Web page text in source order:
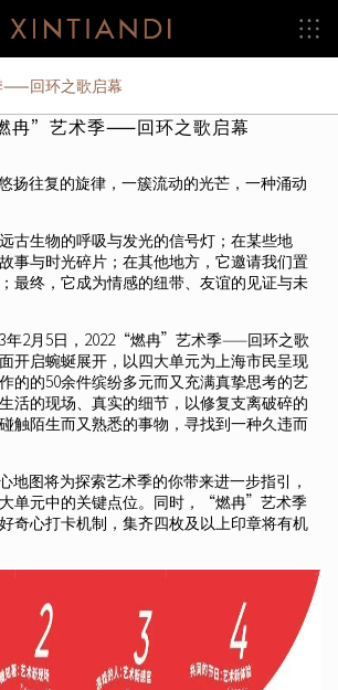
回环之歌启幕
冉”艺术季——回环之歌启幕
扬往复的旋律，一簇流动的光芒，一种涌动
古生物的呼吸与发光的信号灯；在某些地
事与时光碎片；在其他地方，它邀请我们置
最终，它成为情感的纽带、友谊的见证与未
年2月5日，2022“燃冉”艺术季——回环之歌
开启蜿蜒展开，以四大单元为上海市民呈现
的的50余件缤纷多元而又充满真挚思考的艺
活的现场、真实的细节，以修复支离破碎的
触陌生而又熟悉的事物，寻找到一种久违而
地图将为探索艺术季的你带来进一步指引，
单元中的关键点位。同时，“燃冉”艺术季
奇心打卡机制，集齐四枚及以上印章将有机